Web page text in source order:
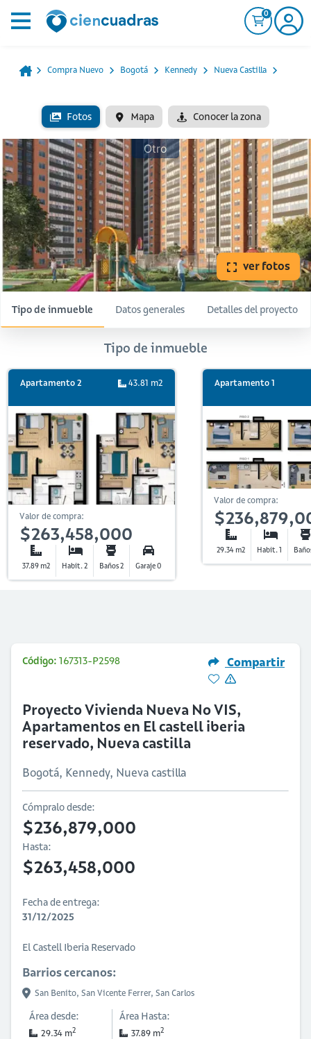
0
Compra Nuevo Bogotá Kennedy Nueva Castilla
Fotos Mapa Conocer la zona
Otro
ver fotos
Tipo de inmueble Datos generales Detalles del proyecto
Tipo de inmueble
Apartamento 2 43.81 m2
Valor de compra:
$263,458,000
37.89 m2 Habit. 2 Baños 2 Garaje 0
Apartamento 1
Valor de compra:
29.34 m2 Habit. 1
Código: 167313-P2598 Compartir
Proyecto Vivienda Nueva No VIS,
Apartamentos en El castell iberia
reservado, Nueva castilla
Bogotá, Kennedy, Nueva castilla
Cómpralo desde:
$236,879,000
Hasta:
$263,458,000
Fecha de entrega:
31/12/2025
El Castell Iberia Reservado
Barrios cercanos:
San Benito, San Vicente Ferrer, San Carlos
Área desde:
29.34 m2
Área Hasta:
37.89 m2